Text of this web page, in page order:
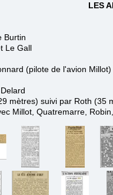
LES
Burtin
Le Gall
(pilote de l'avion
mètres) suivi par Roth (35
Millot, Quatremarre,